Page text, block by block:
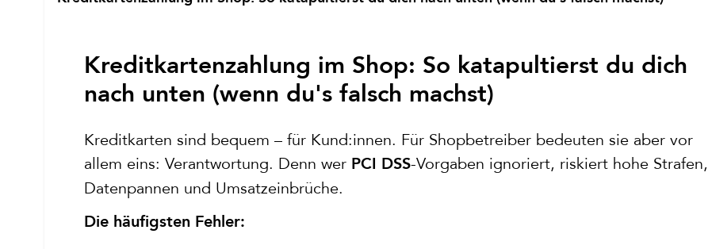
Kreditkartenzahlung im Shop: So katapultierst du dich
nach unten (wenn du's falsch machst)
Kreditkarten sind bequem – für Kund:innen. Für Shopbetreiber bedeuten sie aber vor
allem eins: Verantwortung. Denn wer PCI DSS-Vorgaben ignoriert, riskiert hohe Strafen,
Datenpannen und Umsatzeinbrüche.
Die häufigsten Fehler: